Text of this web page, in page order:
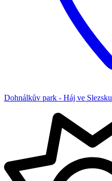
Dohnálkův park - Háj ve Slezsku